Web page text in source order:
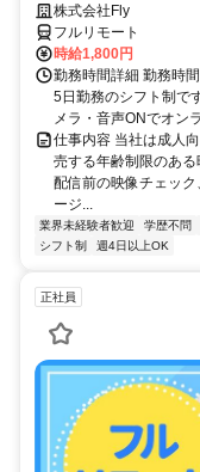
株式会社Fly
フルリモート
時給1,800円
勤務時間詳細 勤務時
5日勤務のシフト制で
メラ・音声ONでオン
仕事内容 当社は成人
売する年齢制限のある
配信前の映像チェッ
ージ...
業界未経験者歓迎 学歴不問
シフト制
週4日以上OK
正社員